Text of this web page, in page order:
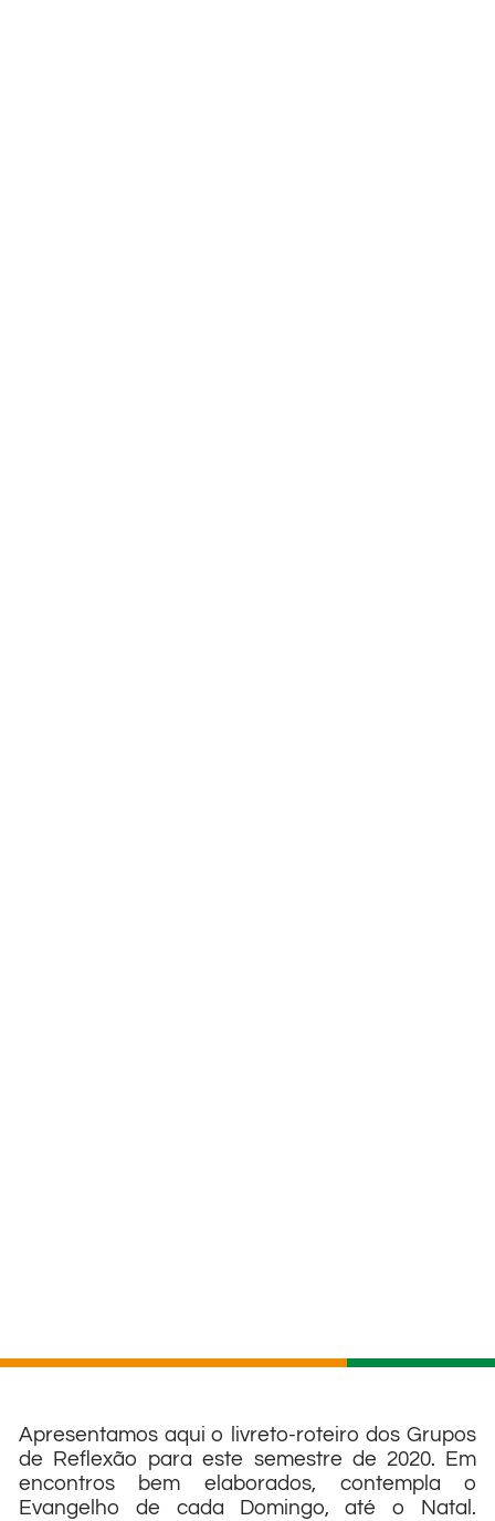
Apresentamos aqui o livreto-roteiro dos Grupos
de Reflexão para este semestre de 2020. Em
encontros bem elaborados, contempla o
Evangelho de cada Domingo, até o Natal.